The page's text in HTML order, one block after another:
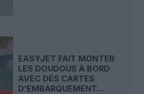
EASYJET FAIT MONTER
LES DOUDOUS À BORD
AVEC DES CARTES
D’EMBARQUEMENT...